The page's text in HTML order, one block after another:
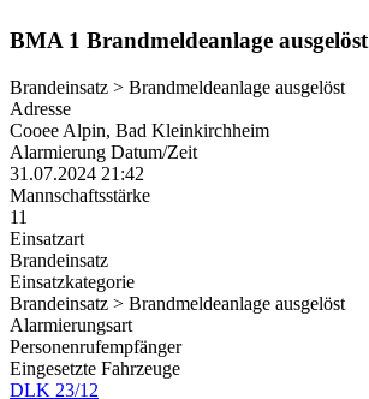
BMA 1 Brandmeldeanlage ausgelöst
Brandeinsatz > Brandmeldeanlage ausgelöst
Adresse
Cooee Alpin, Bad Kleinkirchheim
Alarmierung Datum/Zeit
31.07.2024 21:42
Mannschaftsstärke
11
Einsatzart
Brandeinsatz
Einsatzkategorie
Brandeinsatz > Brandmeldeanlage ausgelöst
Alarmierungsart
Personenrufempfänger
Eingesetzte Fahrzeuge
DLK 23/12